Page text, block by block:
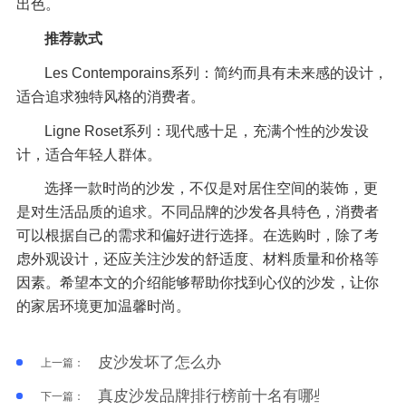
出色。
推荐款式
Les Contemporains系列：简约而具有未来感的设计，
适合追求独特风格的消费者。
Ligne Roset系列：现代感十足，充满个性的沙发设
计，适合年轻人群体。
选择一款时尚的沙发，不仅是对居住空间的装饰，更
是对生活品质的追求。不同品牌的沙发各具特色，消费者
可以根据自己的需求和偏好进行选择。在选购时，除了考
虑外观设计，还应关注沙发的舒适度、材料质量和价格等
因素。希望本文的介绍能够帮助你找到心仪的沙发，让你
的家居环境更加温馨时尚。
上一篇： 皮沙发坏了怎么办
下一篇： 真皮沙发品牌排行榜前十名有哪些